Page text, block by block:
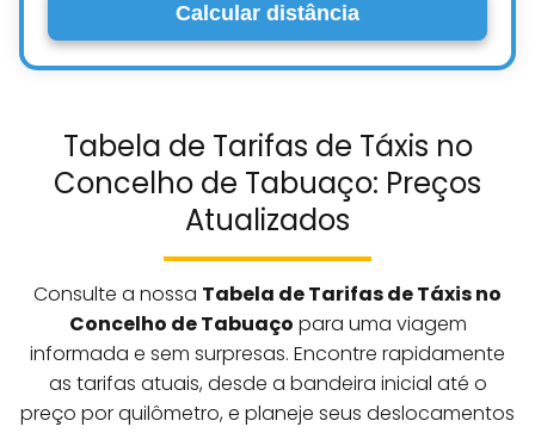
Calcular distância
Tabela de Tarifas de Táxis no
Concelho de Tabuaço: Preços
Atualizados
Consulte a nossa Tabela de Tarifas de Táxis no
Concelho de Tabuaço para uma viagem
informada e sem surpresas. Encontre rapidamente
as tarifas atuais, desde a bandeira inicial até o
preço por quilômetro, e planeje seus deslocamentos